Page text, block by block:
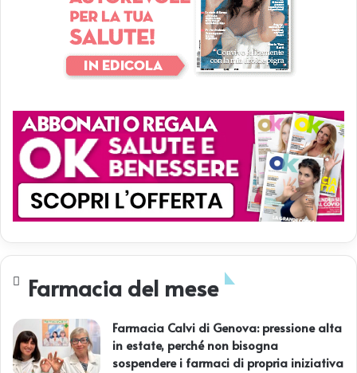
Farmacia del mese
Farmacia Calvi di Genova: pressione alta
in estate, perché non bisogna
sospendere i farmaci di propria iniziativa